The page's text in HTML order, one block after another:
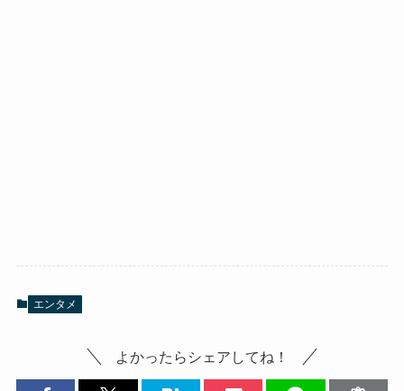
エンタメ
よかったらシェアしてね！